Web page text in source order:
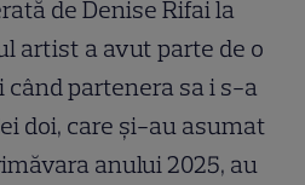
de Denise Rifai la
artist a avut parte de o
când partenera sa i s-a
doi, care și-au asumat
anului 2025, au